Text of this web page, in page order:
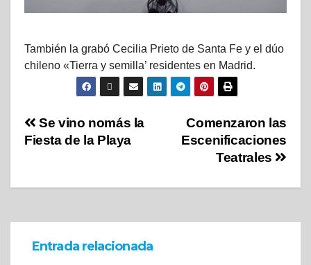
También la grabó Cecilia Prieto de Santa Fe y el dúo
chileno «Tierra y semilla’ residentes en Madrid.
Comenzaron las
Escenificaciones
Teatrales
Se vino nomás la
Fiesta de la Playa
Entrada relacionada